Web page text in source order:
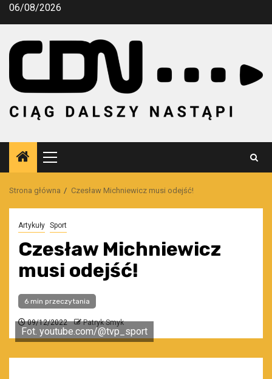
Przejdź
06/08/2026
Menu
główne
Strona główna Czesław Michniewicz musi odejść!
Artykuły Sport
Czesław Michniewicz
musi odejść!
6 min przeczytania
09/12/2022 Patryk Smyk
Fot. youtube.com/@tvp_sport